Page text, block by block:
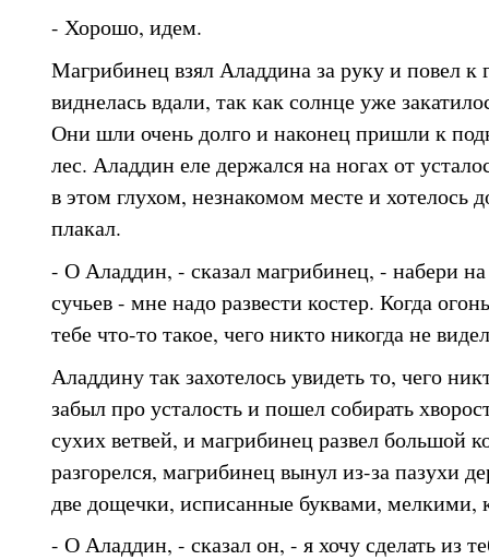
- Хорошо, идем.
Магрибинец взял Аладдина за руку и повел к
виднелась вдали, так как солнце уже
Они шли очень долго и наконец пришли к
лес. Аладдин еле держался на ногах от
в этом глухом, незнакомом месте и хотелось
плакал.
- О Аладдин, - сказал магрибинец, - набери
сучьев - мне надо развести костер. Когда
тебе что-то такое, чего никто никогда не
Аладдину так захотелось увидеть то, чего
забыл про усталость и пошел собирать
сухих ветвей, и магрибинец развел большой
разгорелся, магрибинец вынул из-за пазухи
две дощечки, исписанные буквами, мелкими,
- О Аладдин, - сказал он, - я хочу сделать из